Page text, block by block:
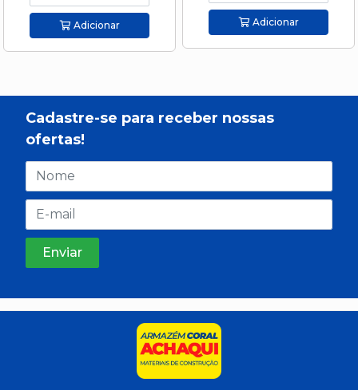
Adicionar Adicionar
Cadastre-se para receber nossas
ofertas!